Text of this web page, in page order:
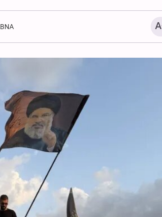
Arba‘ïn : le
mission divine